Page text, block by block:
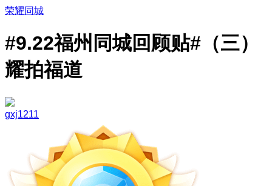
荣耀同城
#9.22福州同城回顾贴#（三）
耀拍福道
gxj1211